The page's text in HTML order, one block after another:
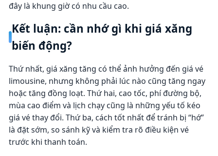
đây là khung giờ có nhu cầu cao.
Kết luận: cần nhớ gì khi giá xăng
biến động?
Thứ nhất, giá xăng tăng có thể ảnh hưởng đến giá vé
limousine, nhưng không phải lúc nào cũng tăng ngay
hoặc tăng đồng loạt. Thứ hai, cao tốc, phí đường bộ,
mùa cao điểm và lịch chạy cũng là những yếu tố kéo
giá vé thay đổi. Thứ ba, cách tốt nhất để tránh bị “hớ”
là đặt sớm, so sánh kỹ và kiểm tra rõ điều kiện vé
trước khi thanh toán.